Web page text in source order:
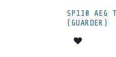
SP110 AEG
(GUARDER)